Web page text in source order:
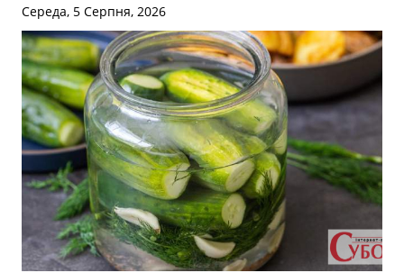
Середа, 5 Серпня, 2026